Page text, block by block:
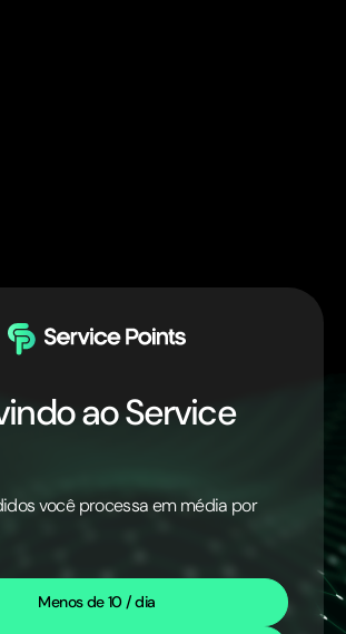
ao Service
você processa em média por
Menos de 10 / dia